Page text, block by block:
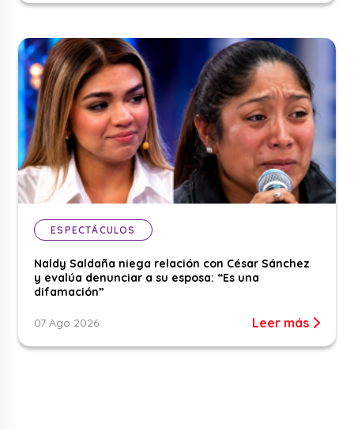
ESPECTÁCULOS
Naldy Saldaña niega relación con César Sánchez
y evalúa denunciar a su esposa: “Es una
difamación”
07 Ago 2026 Leer más